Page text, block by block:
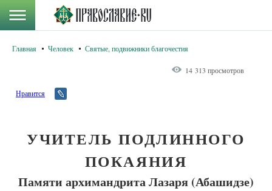
Главная Человек Святые, подвижники благочестия
14 313 просмотров
Нравится
УЧИТЕЛЬ ПОДЛИННОГО
ПОКАЯНИЯ
Памяти архимандрита Лазаря (Абашидзе)